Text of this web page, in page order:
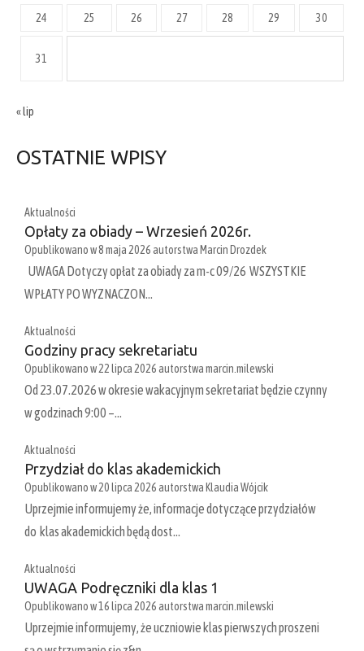
24 25 26 27 28 29 30
31
« lip
OSTATNIE WPISY
Aktualności
Opłaty za obiady – Wrzesień 2026r.
Opublikowano w8 maja 2026autorstwa Marcin Drozdek
UWAGA Dotyczy opłat za obiady za m-c 09/26 WSZYSTKIE
WPŁATY PO WYZNACZON…
Aktualności
Godziny pracy sekretariatu
Opublikowano w22 lipca 2026autorstwamarcin.milewski
Od 23.07.2026 w okresie wakacyjnym sekretariat będzie czynny
w godzinach 9:00 –…
Aktualności
Przydział do klas akademickich
Opublikowano w20 lipca 2026autorstwa Klaudia Wójcik
Uprzejmie informujemy że, informacje dotyczące przydziałów
do klas akademickich będą dost…
Aktualności
UWAGA Podręczniki dla klas 1
Opublikowano w16 lipca 2026autorstwamarcin.milewski
Uprzejmie informujemy, że uczniowie klas pierwszych proszeni